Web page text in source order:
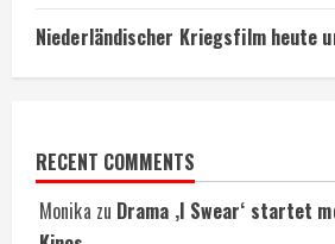
Niederländischer Kriegsfilm heute
RECENT COMMENTS
Monika zu Drama ‚I Swear‘ startet